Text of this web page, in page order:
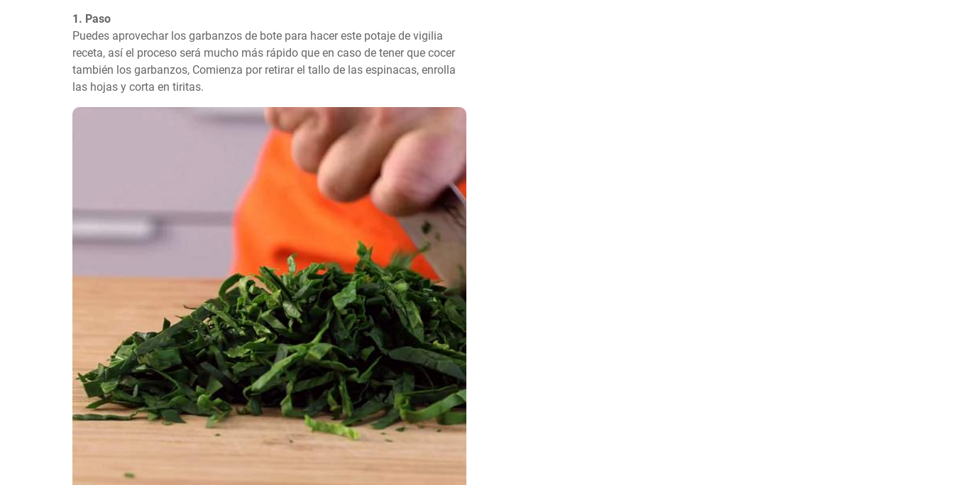
1. Paso
Puedes aprovechar los garbanzos de bote para hacer este potaje de vigilia
receta, así el proceso será mucho más rápido que en caso de tener que cocer
también los garbanzos, Comienza por retirar el tallo de las espinacas, enrolla
las hojas y corta en tiritas.